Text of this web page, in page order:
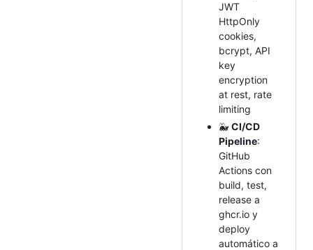
JWT
HttpOnly
cookies,
bcrypt, API
key
encryption
at rest, rate
limiting
🐳 CI/CD
Pipeline:
GitHub
Actions con
build, test,
release a
ghcr.io y
deploy
automático a